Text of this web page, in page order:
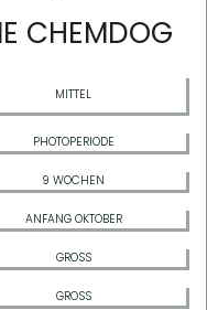
CHEMDOG
MITTEL
PHOTOPERIODE
9 WOCHEN
ANFANG OKTOBER
GROSS
GROSS